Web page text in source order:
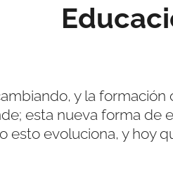
y la
esta nueva forma
esto evoluciona, y